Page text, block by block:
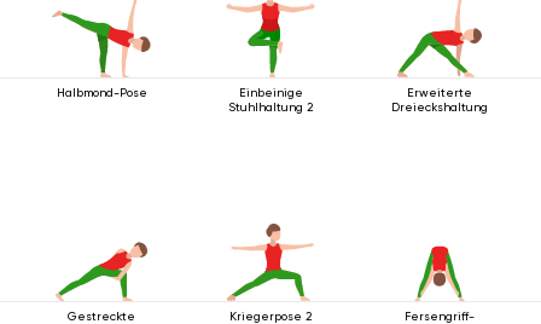
Halbmond-Pose
Einbeinige
Stuhlhaltung 2
Erweiterte
Dreieckshaltung
Gestreckte
Kriegerpose 2
Fersengriff-